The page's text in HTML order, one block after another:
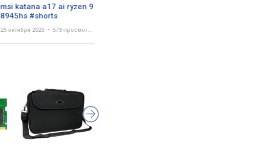
msi katana a17 ai ryzen 9
8945hs #shorts
25 октября 2025 573 просмотра